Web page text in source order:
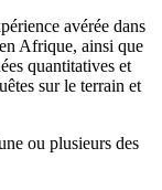
avérée dans
Afrique, ainsi que
quantitatives et
sur le terrain et
ou plusieurs des